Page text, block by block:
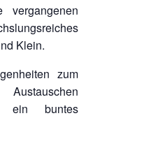
Klein.
zum
ein buntes